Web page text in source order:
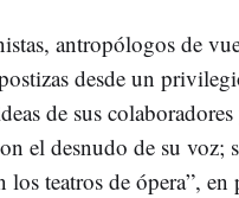
antropólogos de
desde un
de sus
el desnudo de su
los teatros de ópera”,